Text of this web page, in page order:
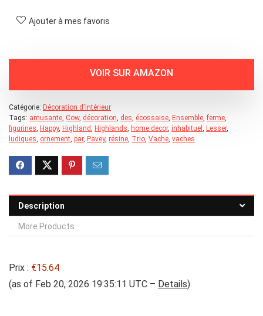
Ajouter à mes favoris
Catégorie: Décoration d'intérieur
Tags: amusante, Cow, décoration, des, écossaise, Ensemble,ferme,
figurines, Happy, Highland, Highlands, home decor, inhabituel , Lesser,
ludiques, ornement, par, Pavey, résine, Trio, Vache, vaches
Description
More Products
Prix : €15.64
(as of Feb 20, 2026 19:35:11 UTC – Details)